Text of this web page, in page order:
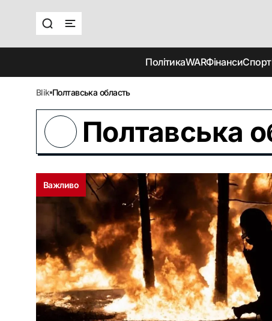
ПолітикаWARФінансиСпорт
blik Полтавська область
Полтавська
Важливо